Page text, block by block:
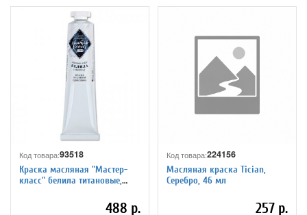
Код товара:93518
Краска масляная "Мастер-
класс" белила титановые,
488 р.
Код товара:224156
Масляная краска Tician,
Серебро, 46 мл
257 р.